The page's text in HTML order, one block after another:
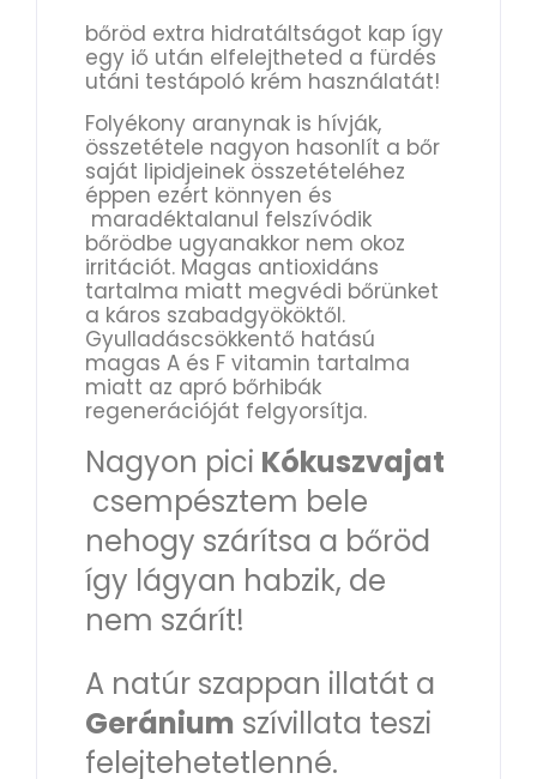
bőröd extra hidratáltságot kap így
egy iő után elfelejtheted a fürdés
utáni testápoló krém használatát!
Folyékony aranynak is hívják,
összetétele nagyon hasonlít a bőr
saját lipidjeinek összetételéhez
éppen ezért könnyen és
maradéktalanul felszívódik
bőrödbe ugyanakkor nem okoz
irritációt. Magas antioxidáns
tartalma miatt megvédi bőrünket
a káros szabadgyököktől.
Gyulladáscsökkentő hatású
magas A és F vitamin tartalma
miatt az apró bőrhibák
regenerációját felgyorsítja.
Nagyon pici Kókuszvajat
csempésztem bele
nehogy szárítsa a bőröd
így lágyan habzik, de
nem szárít!
A natúr szappan illatát a
Geránium szívillata teszi
felejtehetetlenné.